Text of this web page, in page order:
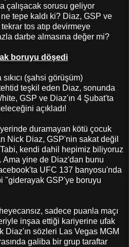
çalışacak sorusu geliyor
tepe kaldı ki? Diaz, GSP ve
tos atıp devirmeye
darbe almasına değer mi?
boruyu döşedi
(şahsi görüşüm)
teşkil eden Diaz, sonunda
GSP ve Diaz'ın 4 Şubat'ta
açıkladı!
duramayan kötü çocuk
Nick Diaz, GSP'nin sakat değil
kendi dahil hepimiz biliyoruz
Ama yine de Diaz'dan bunu
UFC 137 banyosu'nda
"giderayak GSP'ye boruyu
sadece puanla maçı
inşaa ettiği kariyerine ufak
Diaz'ın sözleri Las Vegas MGM
galiba bir grup taraftar